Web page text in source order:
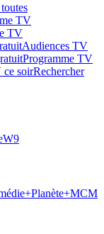
TV
TV
Audiences TV
Programme TV
ce soirRechercher
W9
Planète+MCM